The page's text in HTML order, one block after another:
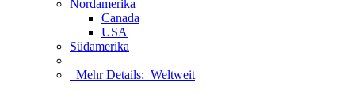
Nordamerika
Canada
USA
Südamerika
Mehr Details: Weltweit